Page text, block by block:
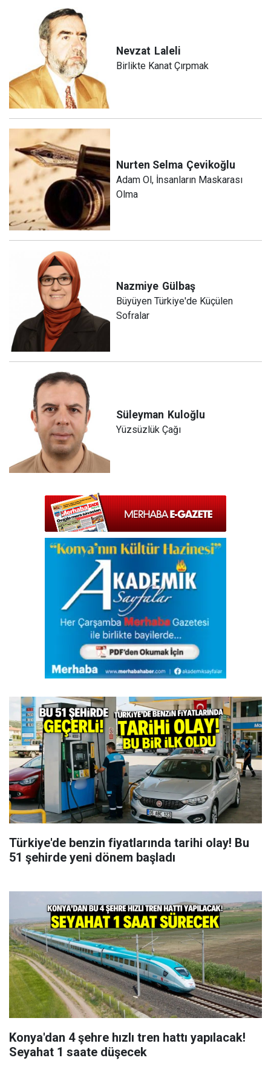
Nevzat Laleli
Birlikte Kanat Çırpmak
Nurten Selma Çevikoğlu
Adam Ol, İnsanların Maskarası
Olma
Nazmiye Gülbaş
Büyüyen Türkiye'de Küçülen
Sofralar
Süleyman Kuloğlu
Yüzsüzlük Çağı
Türkiye'de benzin fiyatlarında tarihi olay! Bu
51 şehirde yeni dönem başladı
Konya'dan 4 şehre hızlı tren hattı yapılacak!
Seyahat 1 saate düşecek